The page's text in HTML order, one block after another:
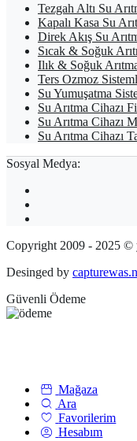
Tezgah Altı Su
Kapalı Kasa Su
Direk Akış Su
Sıcak & Soğuk
Ilık & Soğuk
Ters Ozmoz
Su Yumuşatma
Su Arıtma Cihazı
Su Arıtma Cihazı
Su Arıtma Cihazı
Sosyal Medya:
Copyright 2009 - 2025 ©
Desinged by
Güvenli Ödeme
Mağaza
Ara
Favorilerim
Hesabım